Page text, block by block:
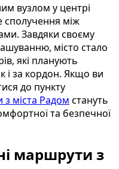
вузлом у центрі
сполучення між
Завдяки своєму
місто стало
які планують
і за кордон. Якщо ви
до пункту
з міста Радом стануть
та безпечної
маршрути з